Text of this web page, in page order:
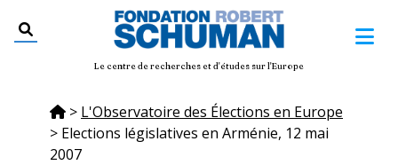
Le centre de recherches et d'études sur l'Europe
> L'Observatoire des Élections en Europe
> Elections législatives en Arménie, 12 mai
2007